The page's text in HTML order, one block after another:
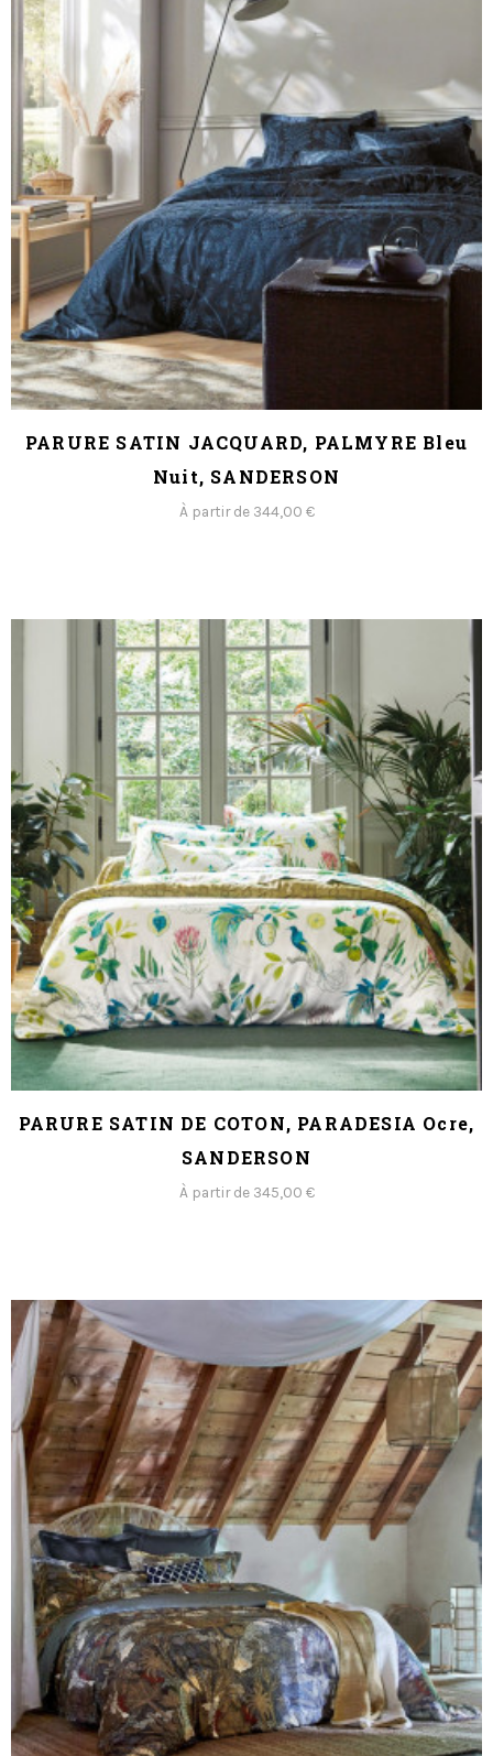
PARURE SATIN JACQUARD, PALMYRE Bleu
Nuit, SANDERSON
À partir de 344,00 €
PARURE SATIN DE COTON, PARADESIA Ocre,
SANDERSON
À partir de 345,00 €